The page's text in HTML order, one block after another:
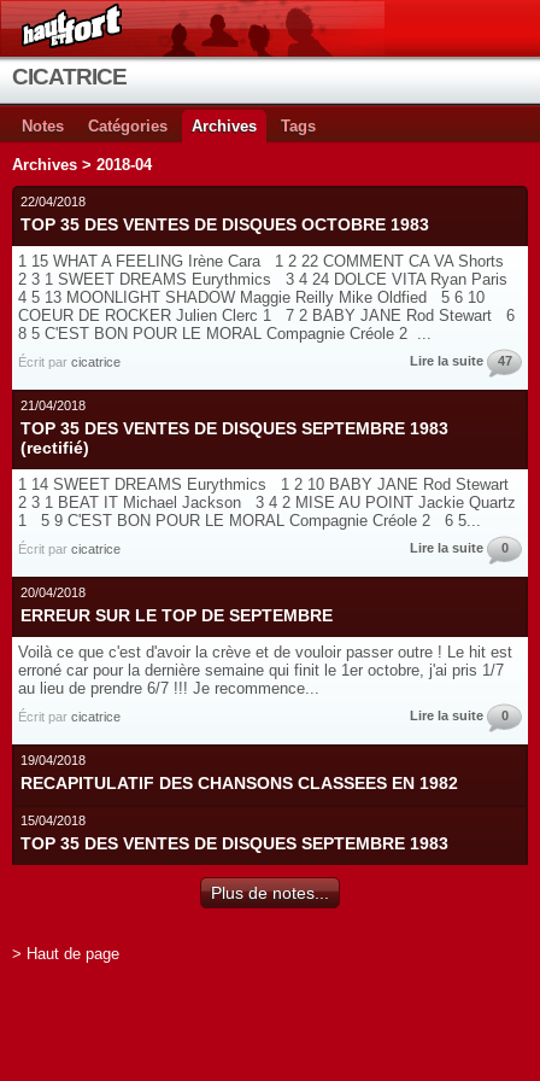
CICATRICE
Notes Catégories Archives Tags
Archives > 2018-04
22/04/2018
TOP 35 DES VENTES DE DISQUES OCTOBRE 1983
1 15 WHAT A FEELING Irène Cara 1 2 22 COMMENT CA VA Shorts
2 3 1 SWEET DREAMS Eurythmics 3 4 24 DOLCE VITA Ryan Paris
4 5 13 MOONLIGHT SHADOW Maggie Reilly Mike Oldfied 5 6 10
COEUR DE ROCKER Julien Clerc 1 7 2 BABY JANE Rod Stewart 6
8 5 C'EST BON POUR LE MORAL Compagnie Créole 2 ...
Écrit par cicatrice Lire la suite 47
21/04/2018
TOP 35 DES VENTES DE DISQUES SEPTEMBRE 1983
(rectifié)
1 14 SWEET DREAMS Eurythmics 1 2 10 BABY JANE Rod Stewart
2 3 1 BEAT IT Michael Jackson 3 4 2 MISE AU POINT Jackie Quartz
1 5 9 C'EST BON POUR LE MORAL Compagnie Créole 2 6 5...
Écrit par cicatrice Lire la suite 0
20/04/2018
ERREUR SUR LE TOP DE SEPTEMBRE
Voilà ce que c'est d'avoir la crève et de vouloir passer outre ! Le hit est
erroné car pour la dernière semaine qui finit le 1er octobre, j'ai pris 1/7
au lieu de prendre 6/7 !!! Je recommence...
Écrit par cicatrice Lire la suite 0
19/04/2018
RECAPITULATIF DES CHANSONS CLASSEES EN 1982
15/04/2018
TOP 35 DES VENTES DE DISQUES SEPTEMBRE 1983
Plus de notes...
> Haut de page